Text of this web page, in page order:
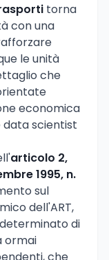
torna
con una
le unità
che
economica
data scientist
articolo 2,
1995, n.
sul
dell'ART,
di
ormai
che